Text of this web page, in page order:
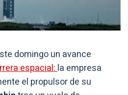
domingo un avance
espacial:la empresa
el propulsor de su